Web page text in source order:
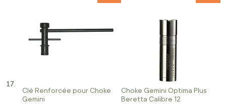
Clé Renforcée pour Choke
Gemini
Choke Gemini Optima Plus
Beretta Calibre 12